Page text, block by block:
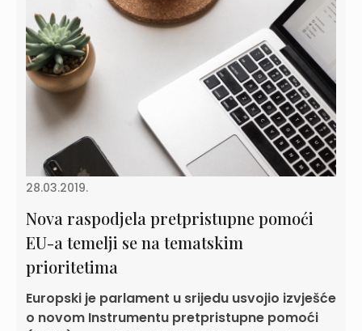
28.03.2019.
Nova raspodjela pretpristupne pomoći
EU-a temelji se na tematskim
prioritetima
Europski je parlament u srijedu usvojio izvješće
o novom Instrumentu pretpristupne pomoći